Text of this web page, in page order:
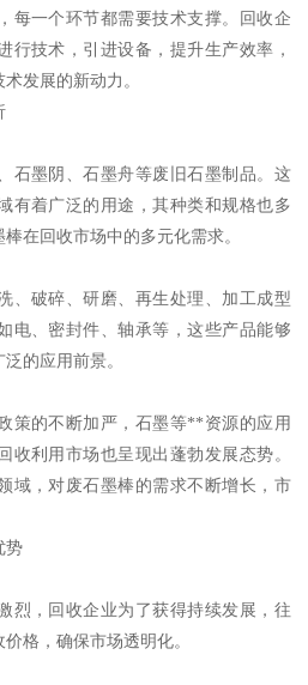
每一个环节都需要技术支撑。回收企
行技术，引进设备，提升生产效率，
发展的新动力。
石墨阴、石墨舟等废旧石墨制品。这
有着广泛的用途，其种类和规格也多
在回收市场中的多元化需求。
、破碎、研磨、再生处理、加工成型
电、密封件、轴承等，这些产品能够
的应用前景。
策的不断加严，石墨等**资源的应用
收利用市场也呈现出蓬勃发展态势。
域，对废石墨棒的需求不断增长，市
势
烈，回收企业为了获得持续发展，往
格，确保市场透明化。